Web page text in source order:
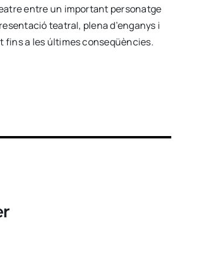
entre un important personatge
teatral, plena d’enganys i
a les últimes conseqüències.